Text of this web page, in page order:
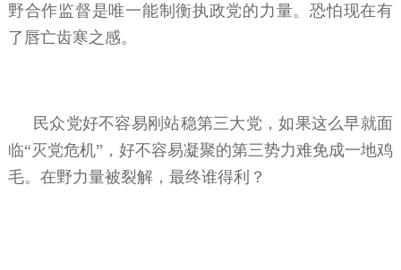
野合作监督是唯一能制衡执政党的力量。恐怕现在有
了唇亡齿寒之感。
民众党好不容易刚站稳第三大党，如果这么早就面
临“灭党危机”，好不容易凝聚的第三势力难免成一地鸡
毛。在野力量被裂解，最终谁得利？